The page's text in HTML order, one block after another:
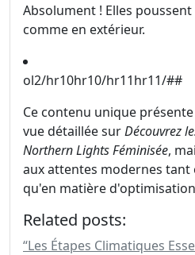
Absolument ! Elles
comme en extérieur.
ol2/hr10hr10/hr11hr11/##
Ce contenu unique
vue détaillée surDécouvrez
Northern Lights Féminisée,
aux attentes modernes
qu'en matière d'optimisation
Related posts:
“Les Étapes Climatiques